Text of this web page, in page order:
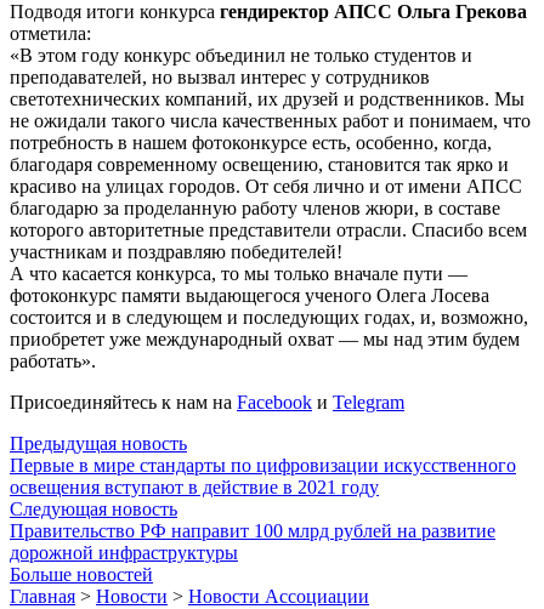
Подводя итоги конкурса гендиректор АПСС Ольга Грекова
отметила:
«В этом году конкурс объединил не только студентов и
преподавателей, но вызвал интерес у сотрудников
светотехнических компаний, их друзей и родственников. Мы
не ожидали такого числа качественных работ и понимаем, что
потребность в нашем фотоконкурсе есть, особенно, когда,
благодаря современному освещению, становится так ярко и
красиво на улицах городов. От себя лично и от имени АПСС
благодарю за проделанную работу членов жюри, в составе
которого авторитетные представители отрасли. Спасибо всем
участникам и поздравляю победителей!
А что касается конкурса, то мы только вначале пути —
фотоконкурс памяти выдающегося ученого Олега Лосева
состоится и в следующем и последующих годах, и, возможно,
приобретет уже международный охват — мы над этим будем
работать».
Присоединяйтесь к нам на Facebook и Telegram
Предыдущая новость
Первые в мире стандарты по цифровизации искусственного
освещения вступают в действие в 2021 году
Следующая новость
Правительство РФ направит 100 млрд рублей на развитие
дорожной инфраструктуры
Больше новостей
Главная > Новости > Новости Ассоциации